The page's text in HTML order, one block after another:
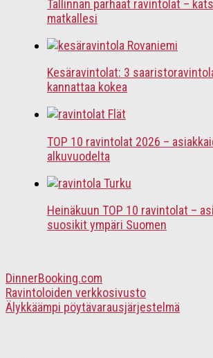
Tallinnan parhaat ravintolat –
matkallesi
Kesäravintolat: 3
kannattaa kokea
TOP 10 ravintolat 2026 –
alkuvuodelta
Heinäkuun TOP 10 ravintolat –
suosikit ympäri Suomen
DinnerBooking.com
Ravintoloiden verkkosivusto
Älykkäämpi pöytävarausjärjestelmä